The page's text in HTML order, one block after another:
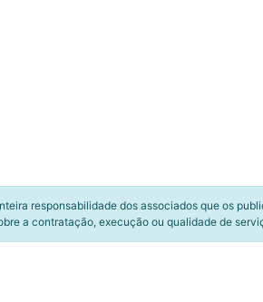
responsabilidade dos associados que os
a contratação, execução ou qualidade de